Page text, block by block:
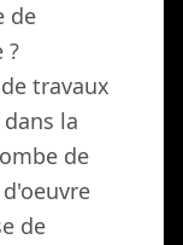
de
?
travaux
la
de
de